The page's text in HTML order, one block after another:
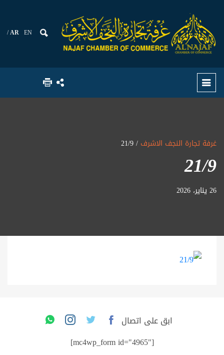
AR EN
غرفة تجارة النجف الاشرف / 21/9
21/9
26 يناير، 2026
ابق على اتصال
[mc4wp_form id="4965"]